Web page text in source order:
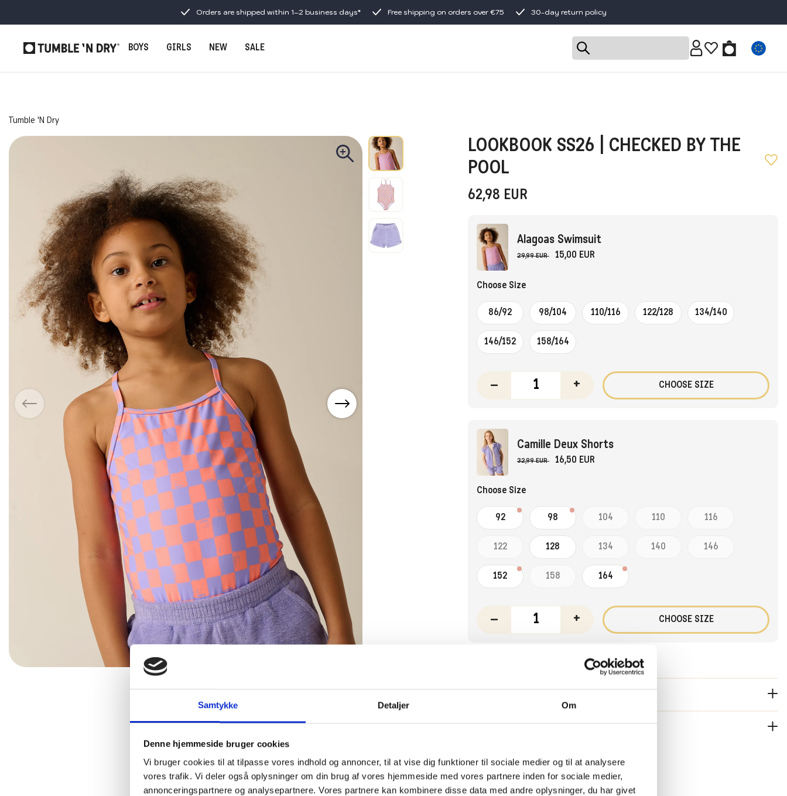
Samtykke Detaljer Om
Denne hjemmeside bruger cookies
Vi bruger cookies til at tilpasse vores indhold og annoncer, til at vise dig funktioner til sociale medier og til at analysere
vores trafik. Vi deler også oplysninger om din brug af vores hjemmeside med vores partnere inden for sociale medier,
annonceringspartnere og analysepartnere. Vores partnere kan kombinere disse data med andre oplysninger, du har givet
Orders are shipped within 1–2 business days* Free shipping on orders over €75 30-day return policy
BOYS GIRLS NEW SALE
Tumble 'N Dry
LOOKBOOK SS26 | CHECKED BY THE
POOL
62,98 EUR
Alagoas Swimsuit
29,99 EUR 15,00 EUR
Choose Size
86/92 98/104 110/116 122/128 134/140
146/152 158/164
– + CHOOSE SIZE
Camille Deux Shorts
32,99 EUR 16,50 EUR
Choose Size
92 98 104 110 116
122 128 134 140 146
152 158 164
– + CHOOSE SIZE
orders over €75,- During SALE periods, standard shipping costs will be
charged, regardless of the order amount.
ADVANTAGES